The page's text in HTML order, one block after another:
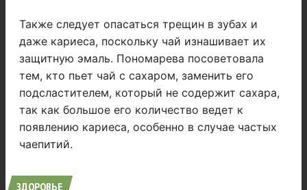
Также следует опасаться трещин в зубах и
даже кариеса, поскольку чай изнашивает их
защитную эмаль. Пономарева посоветовала
тем, кто пьет чай с сахаром, заменить его
подсластителем, который не содержит сахара,
так как большое его количество ведет к
появлению кариеса, особенно в случае частых
чаепитий.
ЗДОРОВЬЕ